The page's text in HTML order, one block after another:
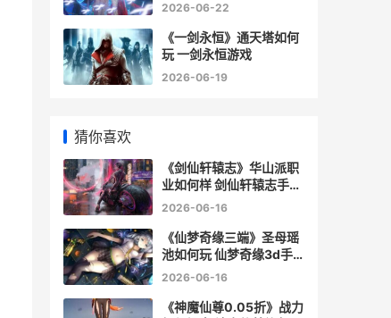
2026-06-22
《一剑永恒》通天塔如何
玩 一剑永恒游戏
2026-06-19
猜你喜欢
《剑仙轩辕志》华山派职
业如何样 剑仙轩辕志手游
官网
2026-06-16
《仙梦奇缘三端》圣母瑶
池如何玩 仙梦奇缘3d手
游
2026-06-16
《神魔仙尊0.05折》战力